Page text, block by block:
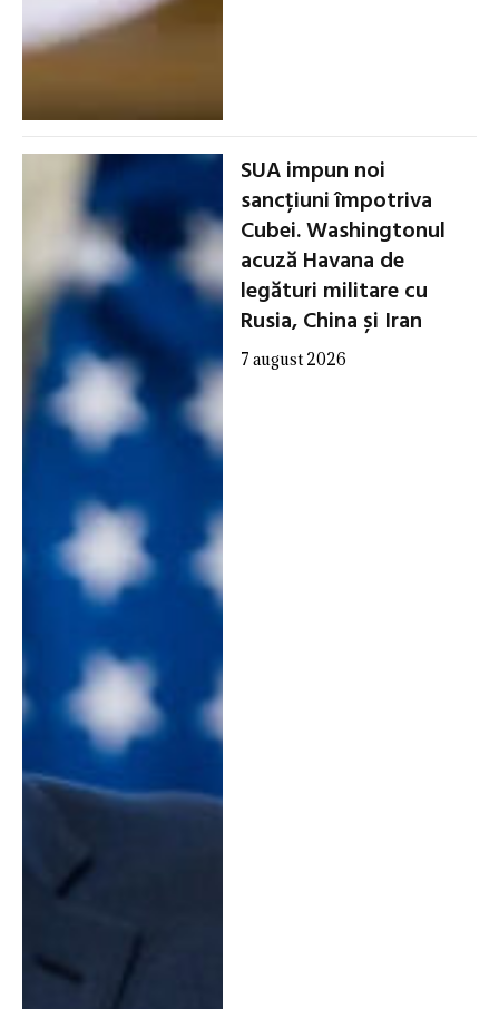
SUA impun noi
sancțiuni împotriva
Cubei. Washingtonul
acuză Havana de
legături militare cu
Rusia, China și Iran
7 august 2026